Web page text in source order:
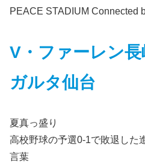
PEACE STADIUM Connected
V・ファーレン
ガルタ仙台
夏真っ盛り
高校野球の予選0-1で敗退した
言葉